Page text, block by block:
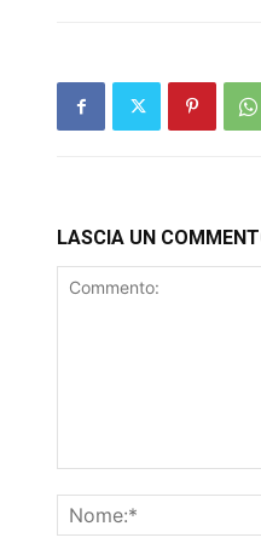
LASCIA UN